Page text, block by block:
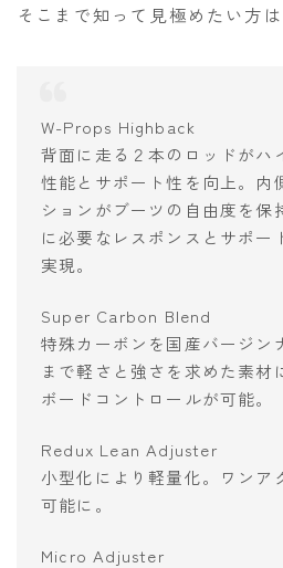
そこまで知って見極めたい方
W-Props Highback
背面に走る２本のロッドがハ
性能とサポート性を向上。内
ションがブーツの自由度を保
に必要なレスポンスとサポー
実現。
Super Carbon Blend
特殊カーボンを国産バージン
まで軽さと強さを求めた素材
ボードコントロールが可能。
Redux Lean Adjuster
小型化により軽量化。ワンア
可能に。
Micro Adjuster